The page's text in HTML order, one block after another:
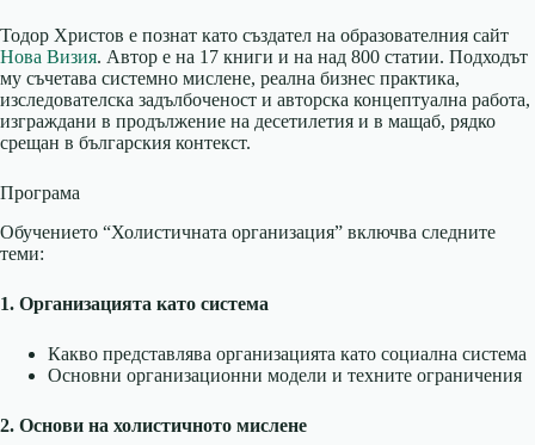
Тодор Христов е познат като създател на образователния сайт
Нова Визия. Автор е на 17 книги и на над 800 статии. Подходът
му съчетава системно мислене, реална бизнес практика,
изследователска задълбоченост и авторска концептуална работа,
изграждани в продължение на десетилетия и в мащаб, рядко
срещан в българския контекст.
Програма
Обучението “Холистичната организация” включва следните
теми:
1. Организацията като система
Какво представлява организацията като социална система
Основни организационни модели и техните ограничения
2. Основи на холистичното мислене